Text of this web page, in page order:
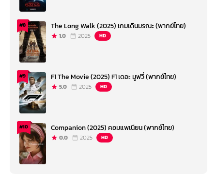
#8 The Long Walk (2025) เกมเดินมรณะ (พากย์ไทย)
1.0 2025 HD
#9 F1 The Movie (2025) F1 เดอะ มูฟวี่ (พากย์ไทย)
5.0 2025 HD
#10 Companion (2025) คอมแพเนียน (พากย์ไทย)
0.0 2025 HD